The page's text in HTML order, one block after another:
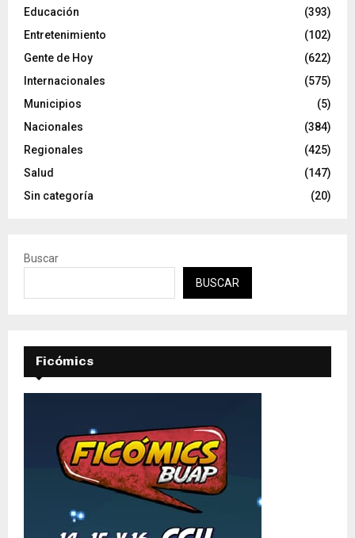
Educación
(393)
Entretenimiento
(102)
Gente de Hoy
(622)
Internacionales
(575)
Municipios
(5)
Nacionales
(384)
Regionales
(425)
Salud
(147)
Sin categoría
(20)
Buscar
BUSCAR
Ficómics